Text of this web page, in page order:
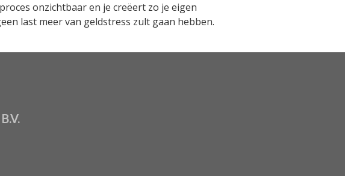
onzichtbaar en je creëert zo je eigen
last meer van geldstress zult gaan hebben.